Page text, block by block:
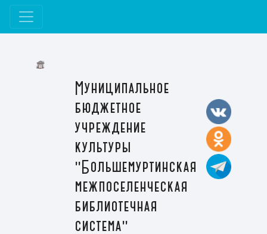
Муниципальное
бюджетное
учреждение
культуры
"Большемуртинская
межпоселенческая
библиотечная
система"